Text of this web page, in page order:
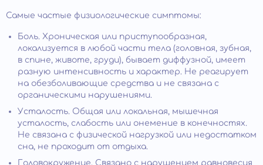
Самые частые физиологические симптомы:
Боль. Хроническая или приступообразная,
локализуется в любой части тела (головная, зубная,
в спине, животе, груди), бывает диффузной, имеет
разную интенсивность и характер. Не реагирует
на обезболивающие средства и не связана с
органическими нарушениями.
Усталость. Общая или локальная, мышечная
усталость, слабость или онемение в конечностях.
Не связана с физической нагрузкой или недостатком
сна, не проходит от отдыха.
Головокружение. Связано с нарушением равновесия